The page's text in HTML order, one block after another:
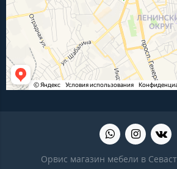
Орвис магазин мебели в